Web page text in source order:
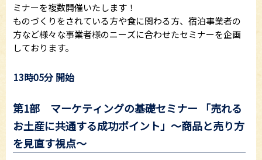
ミナーを複数開催いたします！
ものづくりをされている方や食に関わる方、宿泊事業者の
方など様々な事業者様のニーズに合わせたセミナーを企画
しております。
13時05分 開始
第1部 マーケティングの基礎セミナー 「売れる
お土産に共通する成功ポイント」～商品と売り方
を見直す視点～